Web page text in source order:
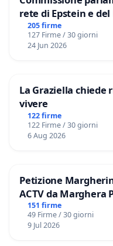
rete di Epstein e
Files
205 firme
127 Firme / 30 giorni
24 Jun 2026
La Graziella chiede
vivere
122 firme
122 Firme / 30 giorni
6 Aug 2026
Petizione
ACTV da Marghera
Marco Polo tariffa a
151 firme
49 Firme / 30 giorni
9 Jul 2026